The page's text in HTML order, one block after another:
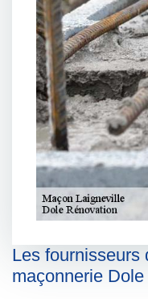
Les fournisseurs
maçonnerie